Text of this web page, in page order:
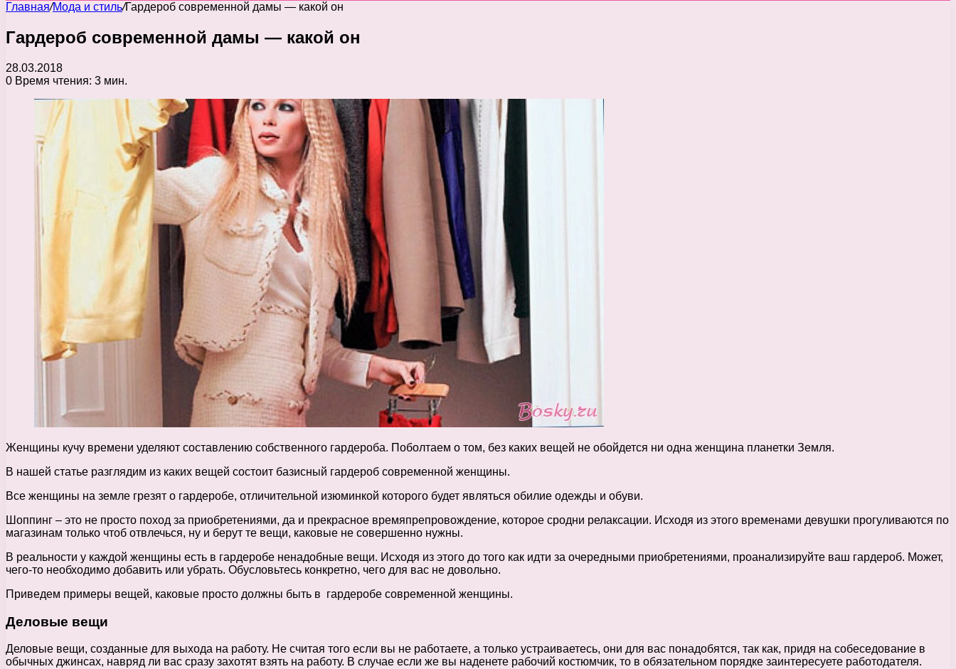
Главная/Мода и стиль/Гардероб современной дамы — какой он
Гардероб современной дамы — какой он
28.03.2018
0 Время чтения: 3 мин.
Женщины кучу времени уделяют составлению собственного гардероба. Поболтаем о том, без каких вещей не обойдется ни одна женщина планетки Земля.
В нашей статье разглядим из каких вещей состоит базисный гардероб современной женщины.
Все женщины на земле грезят о гардеробе, отличительной изюминкой которого будет являться обилие одежды и обуви.
Шоппинг – это не просто поход за приобретениями, да и прекрасное времяпрепровождение, которое сродни релаксации. Исходя из этого временами девушки прогуливаются по
магазинам только чтоб отвлечься, ну и берут те вещи, каковые не совершенно нужны.
В реальности у каждой женщины есть в гардеробе ненадобные вещи. Исходя из этого до того как идти за очередными приобретениями, проанализируйте ваш гардероб. Может,
чего-то необходимо добавить или убрать. Обусловьтесь конкретно, чего для вас не довольно.
Приведем примеры вещей, каковые просто должны быть в гардеробе современной женщины.
Деловые вещи
Деловые вещи, созданные для выхода на работу. Не считая того если вы не работаете, а только устраиваетесь, они для вас понадобятся, так как, придя на собеседование в
обычных джинсах, навряд ли вас сразу захотят взять на работу. В случае если же вы наденете рабочий костюмчик, то в обязательном порядке заинтересуете работодателя.